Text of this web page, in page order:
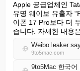
Apple 공급업체인
유명 웨이보 유출자
이폰 17 Pro보다 더
습니다. 자세한 내용
9to5mac.com
9to5Mac 한국어